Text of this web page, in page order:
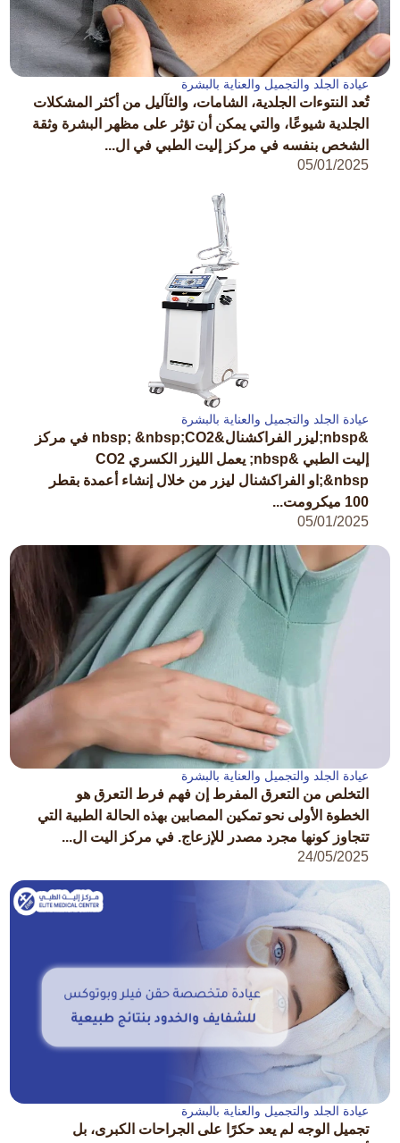
عيادة الجلد والتجميل والعناية بالبشرة
تُعد النتوءات الجلدية، الشامات، والثآليل من أكثر المشكلات
الجلدية شيوعًا، والتي يمكن أن تؤثر على مظهر البشرة وثقة
الشخص بنفسه في مركز إليت الطبي في ال...
05/01/2025
عيادة الجلد والتجميل والعناية بالبشرة
&nbsp;ليزر الفراكشنال&nbsp; &nbsp;CO2 في مركز
إليت الطبي &nbsp; يعمل الليزر الكسري CO2
&nbsp;او الفراكشنال ليزر من خلال إنشاء أعمدة بقطر
100 ميكرومت...
05/01/2025
عيادة الجلد والتجميل والعناية بالبشرة
التخلص من التعرق المفرط إن فهم فرط التعرق هو
الخطوة الأولى نحو تمكين المصابين بهذه الحالة الطبية التي
تتجاوز كونها مجرد مصدر للإزعاج. في مركز اليت ال...
24/05/2025
عيادة الجلد والتجميل والعناية بالبشرة
تجميل الوجه لم يعد حكرًا على الجراحات الكبرى، بل